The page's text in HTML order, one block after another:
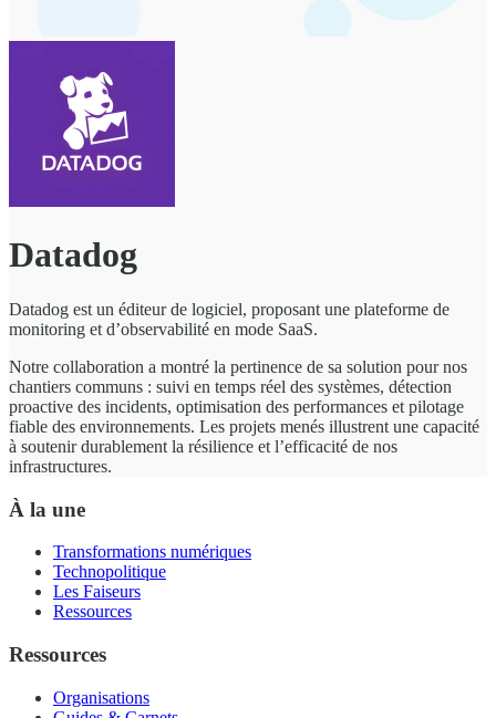
Datadog
Datadog est un éditeur de logiciel, proposant une plateforme de
monitoring et d’observabilité en mode SaaS.
Notre collaboration a montré la pertinence de sa solution pour nos
chantiers communs : suivi en temps réel des systèmes, détection
proactive des incidents, optimisation des performances et pilotage
fiable des environnements. Les projets menés illustrent une capacité
à soutenir durablement la résilience et l’efficacité de nos
infrastructures.
À la une
Transformations numériques
Technopolitique
Les Faiseurs
Ressources
Ressources
Organisations